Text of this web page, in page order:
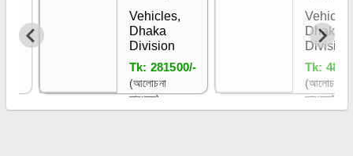
Vehicles,
Dhaka
Division
Tk:281500/-
(আলোচনা
সাপেক্ষে)
Vehicles,
Dhaka
Division
Tk:
(আলোচনা
সাপেক্ষে)